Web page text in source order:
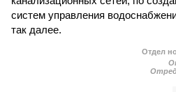
систем управления
так далее.
Отдел